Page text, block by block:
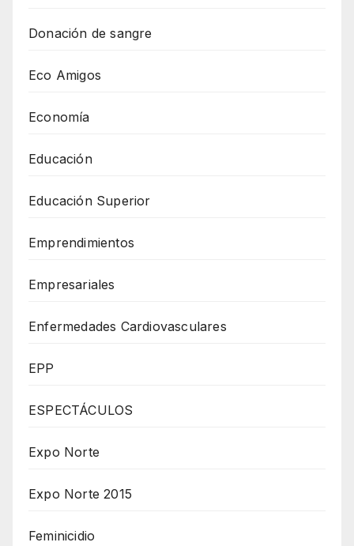
Donación de sangre
Eco Amigos
Economía
Educación
Educación Superior
Emprendimientos
Empresariales
Enfermedades Cardiovasculares
EPP
ESPECTÁCULOS
Expo Norte
Expo Norte 2015
Feminicidio